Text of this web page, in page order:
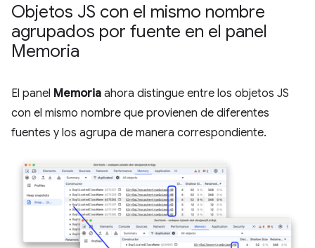
Objetos JS con el mismo nombre
agrupados por fuente en el panel
Memoria
El panel Memoria ahora distingue entre los objetos JS
con el mismo nombre que provienen de diferentes
fuentes y los agrupa de manera correspondiente.